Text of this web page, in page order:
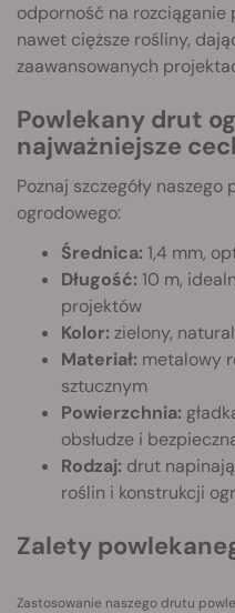
odporność na
nawet cięższe rośliny,
zaawansowanych
Powlekany drut
najważniejsze
Poznaj szczegóły
ogrodowego:
Średnica: 1,4 mm,
Długość: 10 m,
projektów
Kolor: zielony,
Materiał: metalowy
sztucznym
Powierzchnia:
obsłudze i
Rodzaj: drut
roślin i konstrukcji
Zalety
Zastosowanie naszego drutu